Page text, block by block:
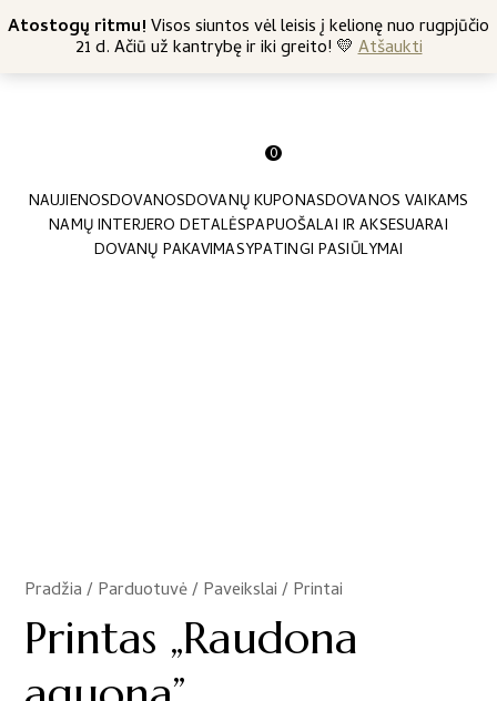
Atostogų ritmu!Visos siuntos vėl leisis į kelionę nuo rugpjūčio
21 d. Ačiū už kantrybę ir iki greito! 💛Atšaukti
Nemokamas siuntimas nuo 45 Eur +370 682 57369
0
NAUJIENOSDOVANOSDOVANŲ KUPONASDOVANOS VAIKAMS
NAMŲ INTERJERO DETALĖSPAPUOŠALAI IR AKSESUARAI
DOVANŲ PAKAVIMASYPATINGI PASIŪLYMAI
Pradžia/Parduotuvė/Paveikslai / Printai
/
Printas „Raudona